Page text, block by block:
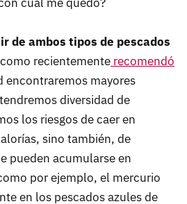
cuál me quedo?
de ambos tipos de pescados
recientemente recomendó
encontraremos mayores
diversidad de
los riesgos de caer en
sino también, de
pueden acumularse en
por ejemplo, el mercurio
en los pescados azules de